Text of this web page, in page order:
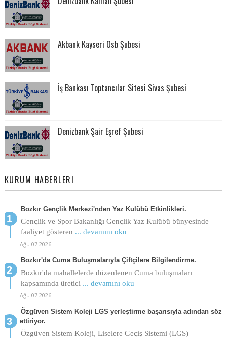
Akbank Kayseri Osb Şubesi
İş Bankası Toptancılar Sitesi Sivas Şubesi
Denizbank Şair Eşref Şubesi
KURUM HABERLERI
Bozkır Gençlik Merkezi'nden Yaz Kulübü Etkinlikleri.
Gençlik ve Spor Bakanlığı Gençlik Yaz Kulübü bünyesinde
faaliyet gösteren ... devamını oku
Ağu 07 2026
Bozkır'da Cuma Buluşmalarıyla Çiftçilere Bilgilendirme.
Bozkır'da mahallelerde düzenlenen Cuma buluşmaları
kapsamında üretici ... devamını oku
Ağu 07 2026
Özgüven Sistem Koleji LGS yerleştirme başarısıyla adından söz
ettiriyor.
Özgüven Sistem Koleji, Liselere Geçiş Sistemi (LGS)